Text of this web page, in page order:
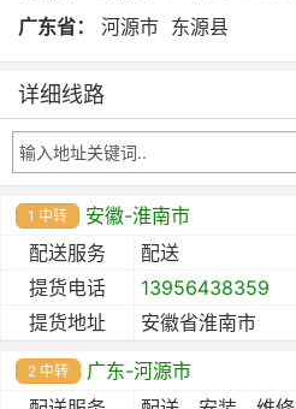
广东省：
河源市 东源县
详细线路
1 中转
安徽-淮南市
配送服务
配送
提货电话
13956438359
提货地址
安徽省淮南市
2 中转
广东-河源市